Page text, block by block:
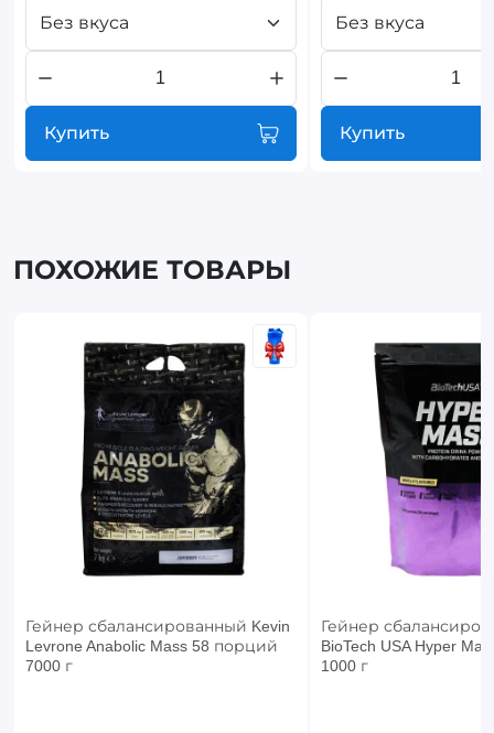
Без вкуса
Купить
Без вкуса
Купить
ПОХОЖИЕ ТОВАРЫ
Гейнер сбалансированный Kevin
Levrone Anabolic Mass 58 порций
7000 г
Гейнер
BioTech USA Hyper
1000 г